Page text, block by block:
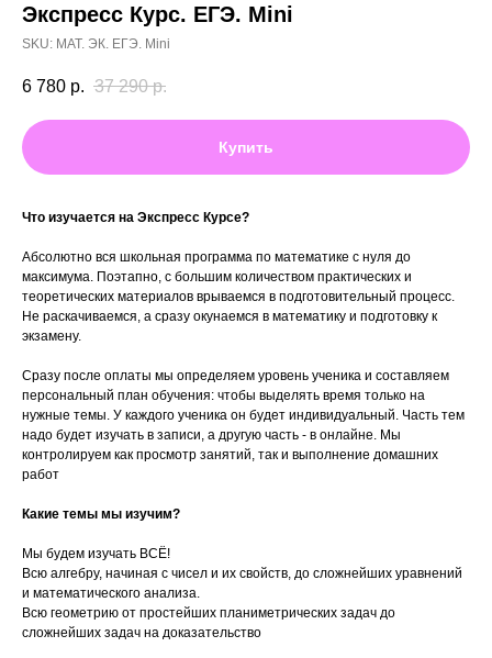
Экспресс Курс. ЕГЭ. Mini
SKU: МАТ. ЭК. ЕГЭ. Mini
6 780 р. 37 290 р.
Купить
Что изучается на Экспресс Курсе?
Абсолютно вся школьная программа по математике с нуля до
максимума. Поэтапно, с большим количеством практических и
теоретических материалов врываемся в подготовительный процесс.
Не раскачиваемся, а сразу окунаемся в математику и подготовку к
экзамену.
Сразу после оплаты мы определяем уровень ученика и составляем
персональный план обучения: чтобы выделять время только на
нужные темы. У каждого ученика он будет индивидуальный. Часть тем
надо будет изучать в записи, а другую часть - в онлайне. Мы
контролируем как просмотр занятий, так и выполнение домашних
работ
Какие темы мы изучим?
Мы будем изучать ВСЁ!
Всю алгебру, начиная с чисел и их свойств, до сложнейших уравнений
и математического анализа.
Всю геометрию от простейших планиметрических задач до
сложнейших задач на доказательство